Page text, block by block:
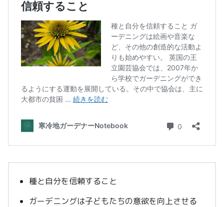
種と自分を信頼すること
ガーデニングは子どもたちの意欲を向上させる